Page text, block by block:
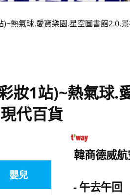
)~熱氣球.愛寶樂園.星空圖書館2.0.
妝1站)~熱氣球.
代百貨
嬰兒
韓商德威
午去午回